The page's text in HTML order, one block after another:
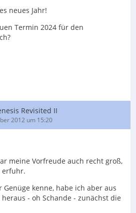
neues Jahr!
Termin 2024 für den
Revisited II
2012 um 15:20
meine Vorfreude auch recht groß,
erfuhr.
Genüge kenne, habe ich aber aus
- oh Schande - zunächst die